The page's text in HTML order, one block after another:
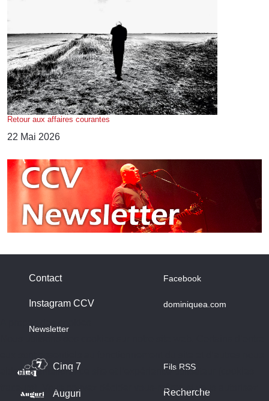
Retour aux affaires courantes
22 Mai 2026
Contact
Instagram CCV
Newsletter
Facebook
dominiquea.com
Cinq 7
Auguri
Fils RSS
Recherche
aident à améliorer ce site et l’expérience utilisateur (cookies
traceurs). Vous pouvez décider vous-même si vous autorisez